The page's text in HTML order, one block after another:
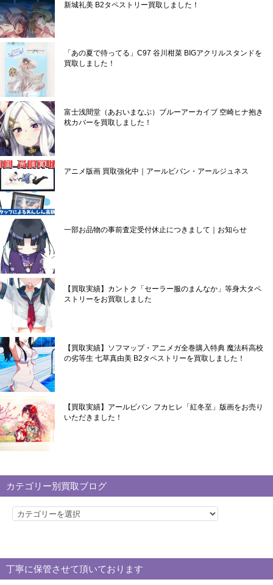
新城礼美 B2タペストリー買取しました！
「あの夏で待ってる」C97 谷川柑菜 BIGアクリルスタンドを
買取しました！
富士浅間堂（あおいまなぶ）ブルーアーカイブ 空崎ヒナ抱き
枕カバーを買取しました！
アニメ版画 買取強化中｜アールビバン・アールジュネス
一部お品物の事前査定受付休止につきまして｜お知らせ
【買取実績】カントク「セーラー服のまんなか」等身大タペ
ストリーをお買取しました
【買取実績】ソフマップ・アニメガ全巻購入特典 魔法科高校
の劣等生 七草真由美 B2タペストリーを買取しました！
【買取実績】アールビバン フカヒレ「紅冬至」版画をお売り
いただきました！
カテゴリー別買取ブログ
カ
リ
ー
丁寧に保管させて頂いております